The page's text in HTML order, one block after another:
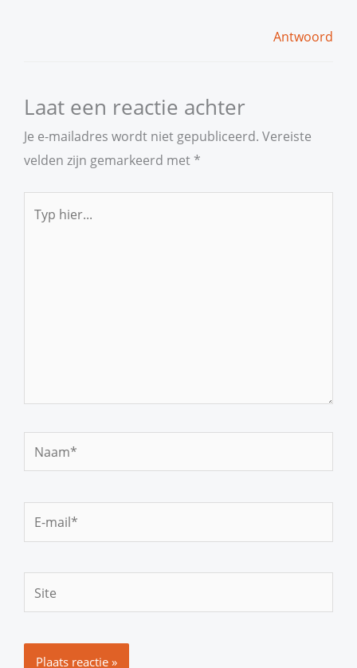
Antwoord
Laat een reactie achter
Je e-mailadres wordt niet gepubliceerd. Vereiste
velden zijn gemarkeerd met *
hier...
Naam*
mail*